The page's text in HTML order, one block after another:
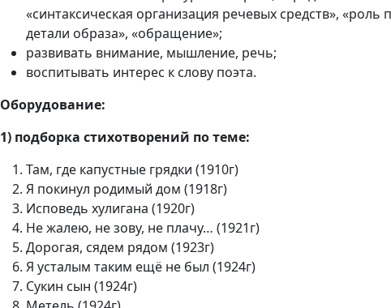
«синтаксическая организация речевых средств»,
детали образа», «обращение»;
развивать внимание, мышление, речь;
воспитывать интерес к слову поэта.
Оборудование:
1) подборка стихотворений по теме:
Там, где капустные грядки (1910г)
Я покинул родимый дом (1918г)
Исповедь хулигана (1920г)
Не жалею, не зову, не плачу… (1921г)
Дорогая, сядем рядом (1923г)
Я усталым таким ещё не был (1924г)
Сукин сын (1924г)